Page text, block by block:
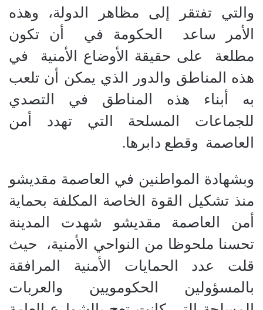
والتي تفتقر إلى مظاهر الدولة، وهذه
الأمر ساعد الحكومة في أن تكون
مطلعة على حقيقة الأوضاع الأمنية في
هذه المناطق والدور الذي يمكن أن تلعب
به أبناء هذه المناطق في التصدي
للجماعات المسلحة التي تهدد أمن
العاصمة وقطع دابرها.
وبشهادة المواطنين في العاصمة مقديشو
منذ تشكيل القوة الخاصة المكلفة بحماية
أمن العاصمة مقديشو شهدت المدينة
تحسنا ملحوظا من النواحي الأمنية، حيث
قلت عدد الحمايات الأمنية المرافقة
بالمسؤولين الحكومويين والعربات